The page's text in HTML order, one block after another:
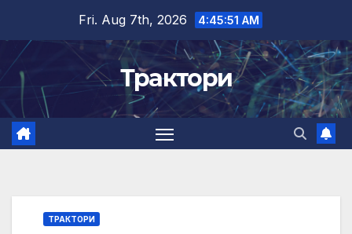
content
Fri. Aug 7th, 2026 4:45:52 AM
Трактори
ТРАКТОРИ